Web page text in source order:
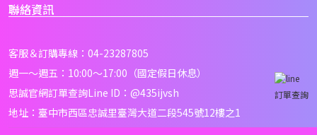
聯絡資訊
客服＆訂購專線：04-23287805
週一～週五：10:00～17:00（國定假日休息）
思誠官網訂單查詢Line ID： @435ijvsh
地址：臺中市西區忠誠里臺灣大道二段545號12樓之1
訂單查詢